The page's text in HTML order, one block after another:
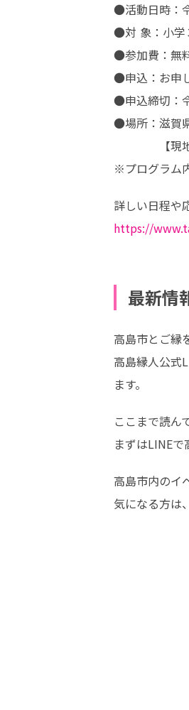
●活動日時：
●対 象：小学
●参加費：無
●申込：お申
●申込締切：
●場所：滋賀
【現地取
※プログラム
https://
最新情
高島市とご縁
高島縁人公式
ます。
ここまで読ん
まずはLINEで
高島市内のイ
気になる方は